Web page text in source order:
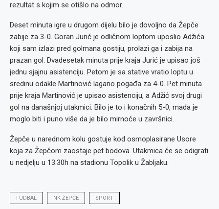
rezultat s kojim se otišlo na odmor.
Deset minuta igre u drugom dijelu bilo je dovoljno da Žepče
zabije za 3-0. Goran Jurić je odličnom loptom uposlio Adžića
koji sam izlazi pred golmana gostiju, prolazi ga i zabija na
prazan gol. Dvadesetak minuta prije kraja Jurić je upisao još
jednu sjajnu asistenciju. Petom je sa stative vratio loptu u
sredinu odakle Martinović lagano pogađa za 4-0. Pet minuta
prije kraja Martinović je upisao asistenciju, a Adžić svoj drugi
gol na današnjoj utakmici. Bilo je to i konačnih 5-0, mada je
moglo biti i puno više da je bilo mirnoće u završnici.
Žepče u narednom kolu gostuje kod osmoplasirane Usore
koja za Žepčom zaostaje pet bodova. Utakmica će se odigrati
u nedjelju u 13.30h na stadionu Topolik u Žabljaku.
FUDBAL NK ŽEPČE SPORT